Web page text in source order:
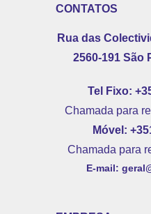
CONTATOS
Rua das
2560-191 São
Tel Fixo:
Chamada para
Móvel:
Chamada para
E-mail: